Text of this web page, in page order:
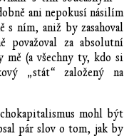
ani nepokusí násilím
ním, aniž by zasahoval
považoval za absolutní
(a všechny ty, kdo si
„stát“ založený na
mohl být
pár slov o tom, jak by